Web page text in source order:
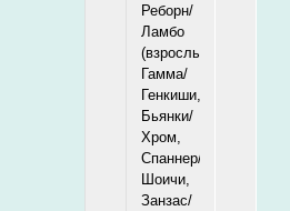
Реборн/
Ламбо
(взрослые),
Гамма/
Генкиши,
Бьянки/
Хром,
Спаннер/
Шоичи,
Занзас/